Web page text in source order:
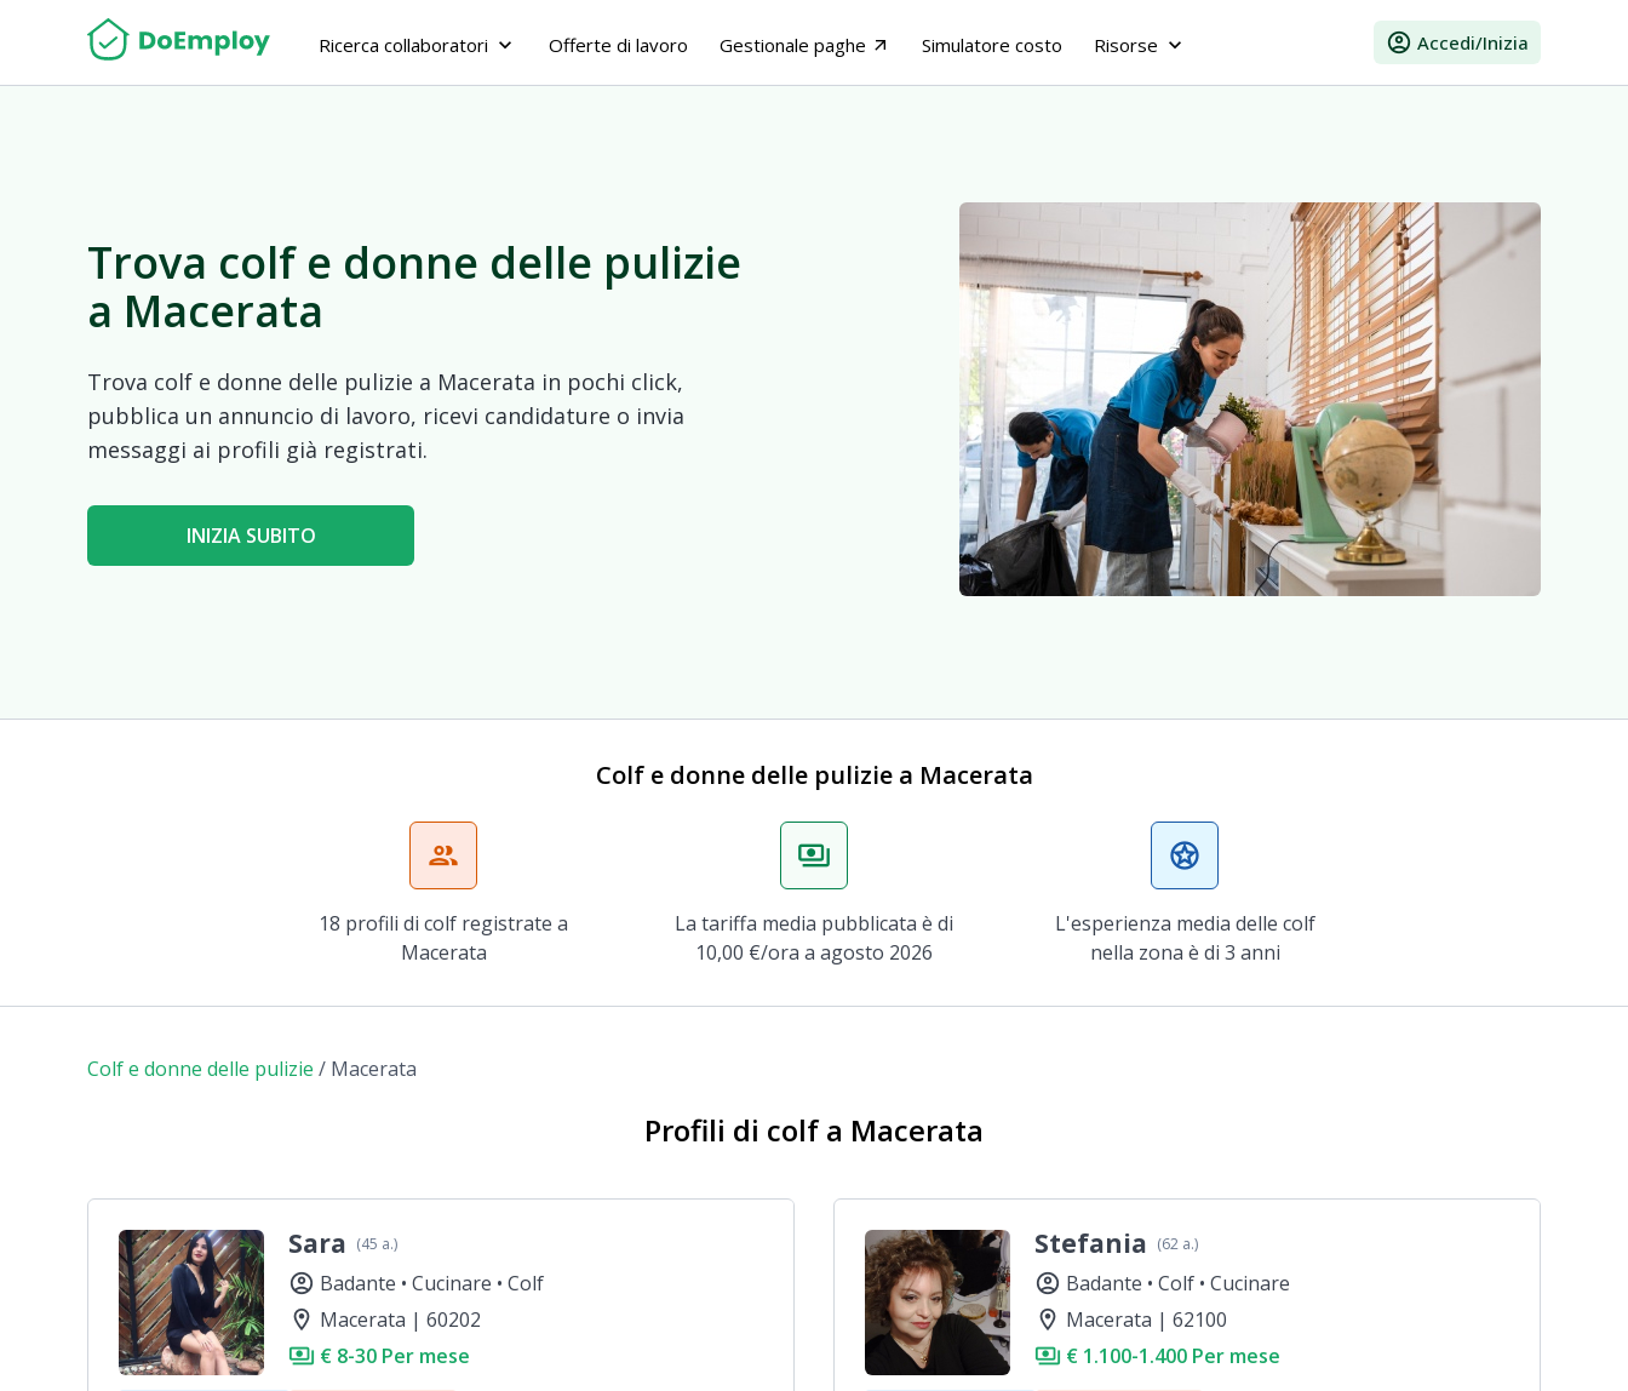
Ricerca collaboratori keyboard_arrow_down Offerte di lavoro Gestionale paghe arrow_outward Simulatore costo Risorse keyboard_arrow_down account_circle Accedi/Inizia
Trova colf e donne delle pulizie
a Macerata
Trova colf e donne delle pulizie a Macerata in pochi click,
pubblica un annuncio di lavoro, ricevi candidature o invia
messaggi ai profili già registrati.
INIZIA SUBITO
Colf e donne delle pulizie a Macerata
group
18 profili di colf registrate a
Macerata
payments
La tariffa media pubblicata è di
10,00 €/ora a agosto 2026
stars
L'esperienza media delle colf
nella zona è di 3 anni
Colf e donne delle pulizie / Macerata
Profili di colf a Macerata
Sara (45 a.)
account_circle Badante • Cucinare • Colf
location_on Macerata | 60202
payments € 8-30 Per mese
Stefania (62 a.)
account_circle Badante • Colf • Cucinare
location_on Macerata | 62100
payments € 1.100-1.400 Per mese